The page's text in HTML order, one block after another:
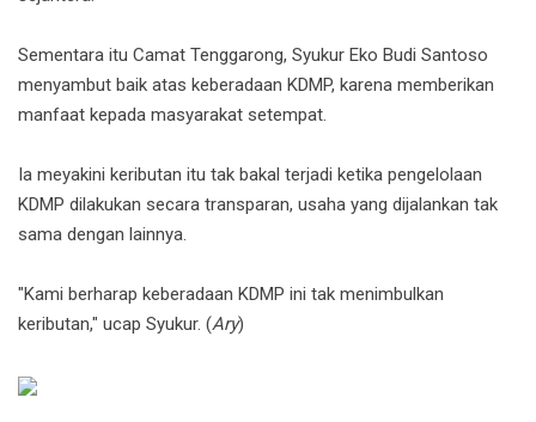
Sementara itu Camat Tenggarong, Syukur Eko Budi Santoso
menyambut baik atas keberadaan KDMP, karena memberikan
manfaat kepada masyarakat setempat.
Ia meyakini keributan itu tak bakal terjadi ketika pengelolaan
KDMP dilakukan secara transparan, usaha yang dijalankan tak
sama dengan lainnya.
"Kami berharap keberadaan KDMP ini tak menimbulkan
keributan," ucap Syukur. (Ary)